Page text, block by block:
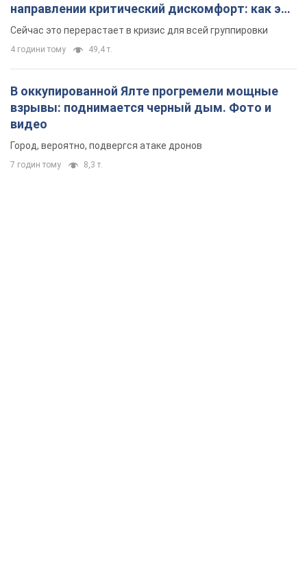
направлении критический дискомфорт: как это
удалось
Сейчас это перерастает в кризис для всей группировки
4 години тому 49,4 т.
В оккупированной Ялте прогремели мощные
взрывы: поднимается черный дым. Фото и
видео
Город, вероятно, подвергся атаке дронов
7 годин тому 8,3 т.